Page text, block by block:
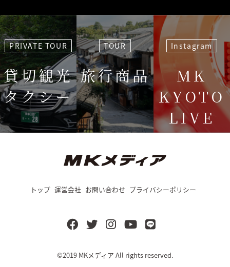
PRIVATE TOUR
貸切観光
タクシー
TOUR
旅行商品
Instagram
MK
KYOTO
LIVE
トップ 運営会社 お問い合わせ プライバシーポリシー
©2019 MKメディア All rights reserved.